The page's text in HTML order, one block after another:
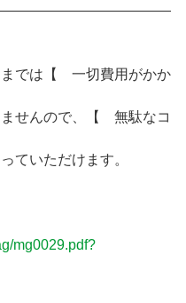
では【 一切費用がかか
せんので、【 無駄なコ
ていただけます。
mg0029.pdf?